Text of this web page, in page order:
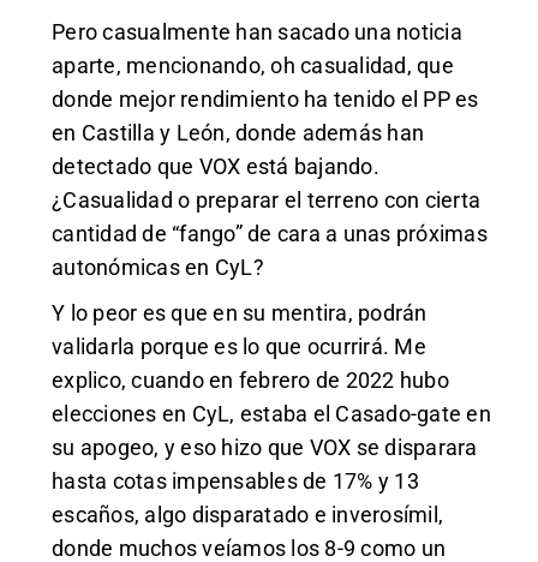
Pero casualmente han sacado una noticia
aparte, mencionando, oh casualidad, que
donde mejor rendimiento ha tenido el PP es
en Castilla y León, donde además han
detectado que VOX está bajando.
¿Casualidad o preparar el terreno con cierta
cantidad de “fango” de cara a unas próximas
autonómicas en CyL?
Y lo peor es que en su mentira, podrán
validarla porque es lo que ocurrirá. Me
explico, cuando en febrero de 2022 hubo
elecciones en CyL, estaba el Casado-gate en
su apogeo, y eso hizo que VOX se disparara
hasta cotas impensables de 17% y 13
escaños, algo disparatado e inverosímil,
donde muchos veíamos los 8-9 como un